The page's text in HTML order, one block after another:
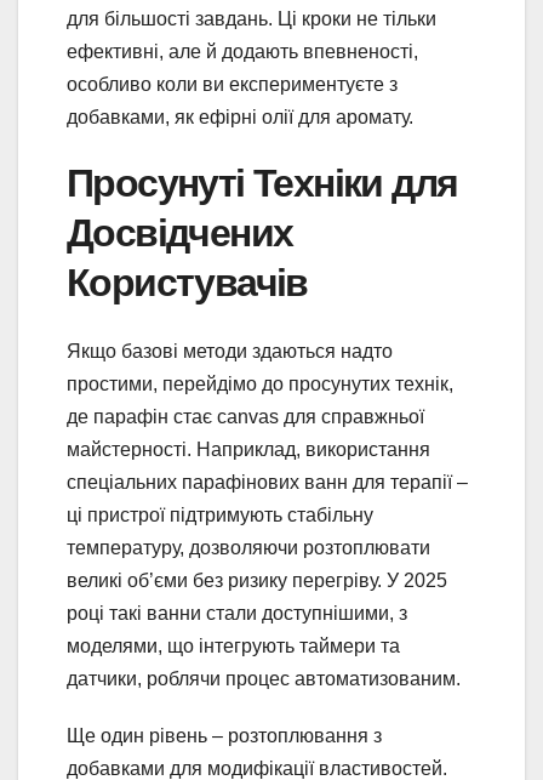
для більшості завдань. Ці кроки не тільки
ефективні, але й додають впевненості,
особливо коли ви експериментуєте з
добавками, як ефірні олії для аромату.
Просунуті Техніки для
Досвідчених
Користувачів
Якщо базові методи здаються надто
простими, перейдімо до просунутих технік,
де парафін стає canvas для справжньої
майстерності. Наприклад, використання
спеціальних парафінових ванн для терапії –
ці пристрої підтримують стабільну
температуру, дозволяючи розтоплювати
великі об’єми без ризику перегріву. У 2025
році такі ванни стали доступнішими, з
моделями, що інтегрують таймери та
датчики, роблячи процес автоматизованим.
Ще один рівень – розтоплювання з
добавками для модифікації властивостей.